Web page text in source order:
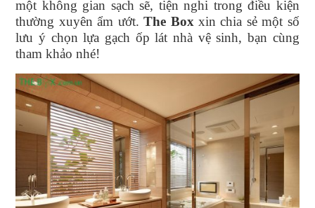
một không gian sạch sẽ, tiện nghi trong điều kiện
thường xuyên ẩm ướt.The Box xin chia sẻ một số
lưu ý chọn lựa gạch ốp lát nhà vệ sinh, bạn cùng
tham khảo nhé!